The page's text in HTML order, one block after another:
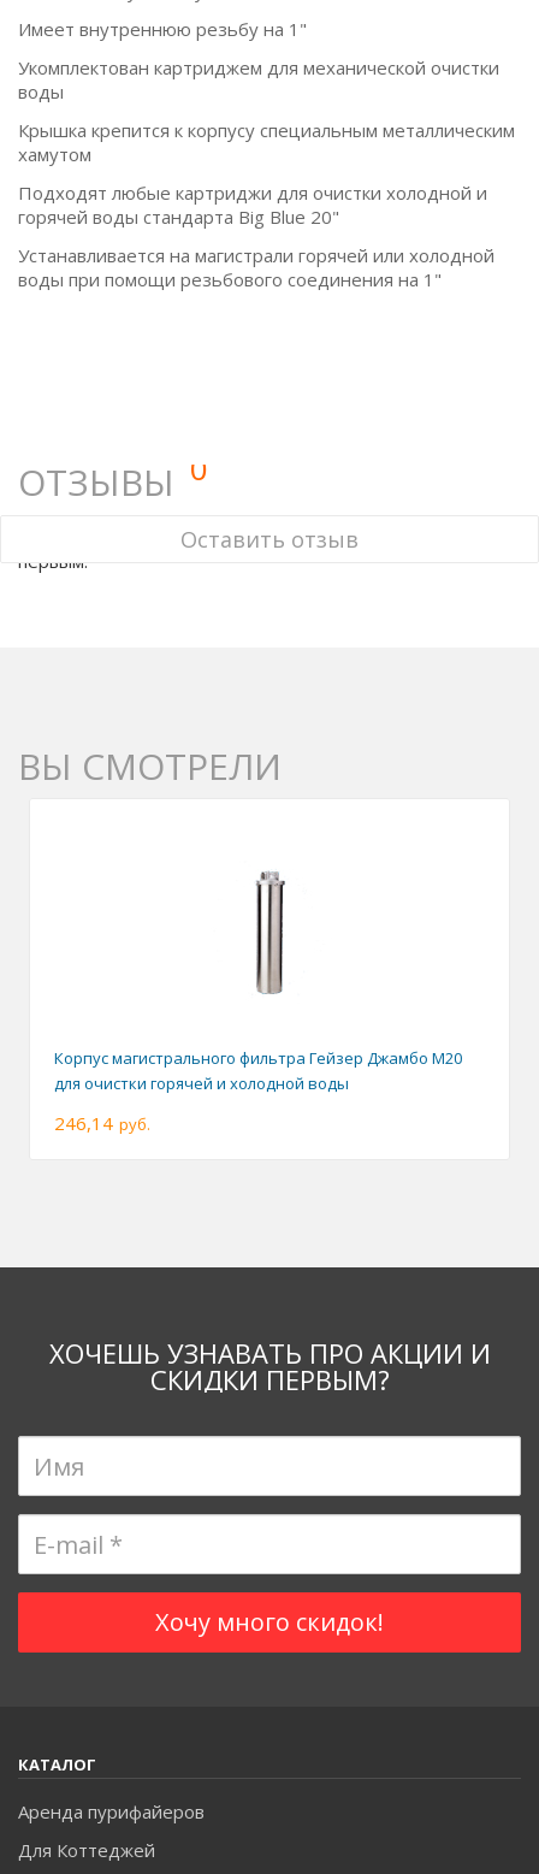
Имеет внутреннюю резьбу на 1"
Укомплектован картриджем для механической очистки
воды
Крышка крепится к корпусу специальным металлическим
хамутом
Подходят любые картриджи для очистки холодной и
горячей воды стандарта Big Blue 20"
Устанавливается на магистрали горячей или холодной
воды при помощи резьбового соединения на 1"
ОТЗЫВЫ 0
Оставить отзыв
У этого товара нет ни одного отзыва. Вы можете стать
первым.
ВЫ СМОТРЕЛИ
Корпус магистрального фильтра Гейзер Джамбо М20
для очистки горячей и холодной воды
246,14 руб.
ХОЧЕШЬ УЗНАВАТЬ ПРО АКЦИИ И
СКИДКИ ПЕРВЫМ?
КАТАЛОГ
Аренда пурифайеров
Для Коттеджей